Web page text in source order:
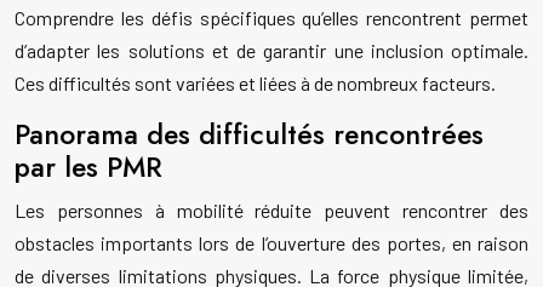
Comprendre les défis spécifiques qu’elles rencontrent permet
d’adapter les solutions et de garantir une inclusion optimale.
Ces difficultés sont variées et liées à de nombreux facteurs.
Panorama des difficultés rencontrées
par les PMR
Les personnes à mobilité réduite peuvent rencontrer des
obstacles importants lors de l’ouverture des portes, en raison
de diverses limitations physiques. La force physique limitée,